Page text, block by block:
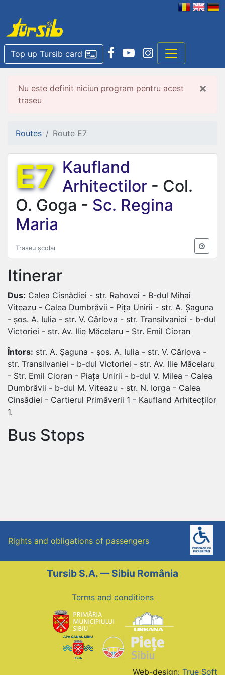
Top up Tursib card
×
Nu este definit niciun program pentru acest
traseu
Routes Route E7
E7 Kaufland
Arhitectilor - Col.
O. Goga - Sc. Regina
Maria
Traseu școlar
Itinerar
Dus: Calea Cisnădiei - str. Rahovei - B-dul Mihai
Viteazu - Calea Dumbrăvii - Pița Unirii - str. A. Șaguna
- șos. A. Iulia - str. V. Cârlova - str. Transilvaniei - b-dul
Victoriei - str. Av. Ilie Măcelaru - Str. Emil Cioran
Întors: str. A. Șaguna - șos. A. Iulia - str. V. Cârlova -
str. Transilvaniei - b-dul Victoriei - str. Av. Ilie Măcelaru
- Str. Emil Cioran - Piața Unirii - b-dul V. Milea - Calea
Dumbrăvii - b-dul M. Viteazu - str. N. Iorga - Calea
Cinsădiei - Cartierul Primăverii 1 - Kaufland Arhitecților
1.
Bus Stops
Rights and obligations of passengers
Tursib S.A. — Sibiu România
Terms and conditions
Web-design: True Soft